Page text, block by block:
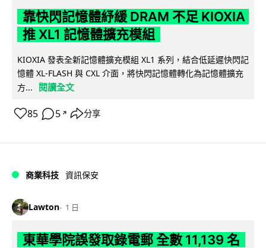
靠快閃記憶體紓緩 DRAM 不足 KIOXIA
推 XL1 記憶體擴充模組
KIOXIA 發表全新記憶體擴充模組 XL1 系列，結合低延遲快閃記
憶體 XL-FLASH 與 CXL 介面，將快閃記憶體轉化為記憶體擴充
方...
閱讀全文
85 5 ↗ 分享
商業科技 資訊保安
Lawton 1 日
東華學院誤發取錄電郵 全數 11,139 名